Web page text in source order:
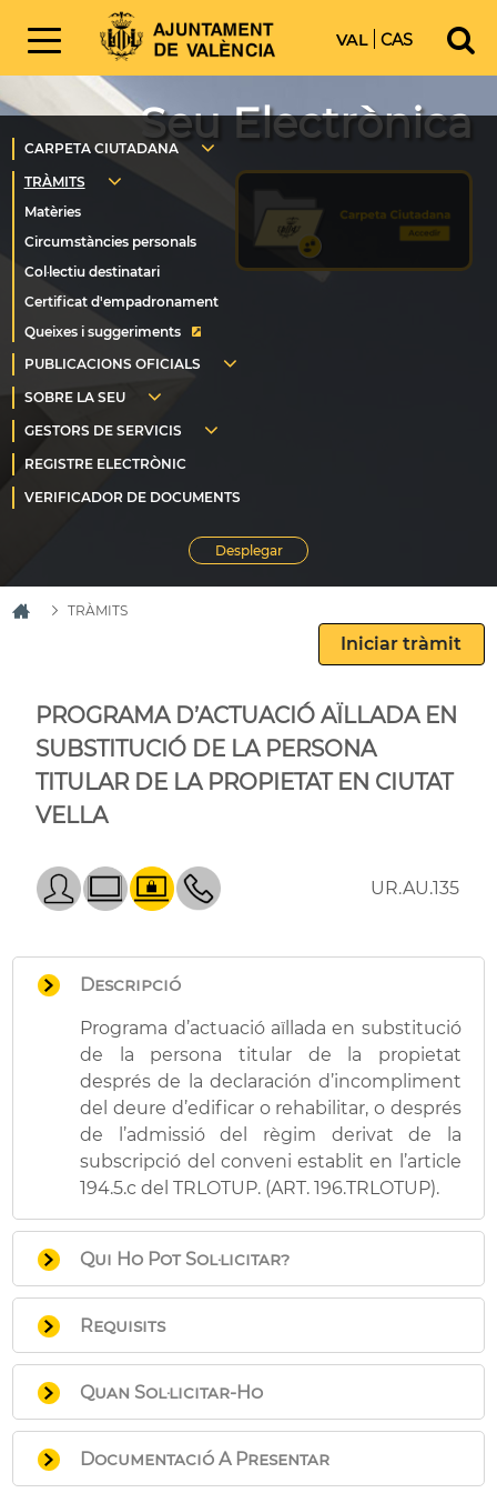
VAL CAS
Seu Electrònica
Queixes i suggeriments
TRÀMITS
PROGRAMA D’ACTUACIÓ AÏLLADA EN
SUBSTITUCIÓ DE LA PERSONA
TITULAR DE LA PROPIETAT EN CIUTAT
VELLA
UR.AU.135
Descripció
Programa d’actuació aïllada en substitució
de la persona titular de la propietat
després de la declaración d’incompliment
del deure d’edificar o rehabilitar, o després
de l’admissió del règim derivat de la
subscripció del conveni establit en l’article
194.5.c del TRLOTUP. (ART. 196.TRLOTUP).
Qui Ho Pot Sol·licitar?
Qualsevol persona física o jurídica que
acredite plena capacitat d’obrar.
Requisits
- Tindre plena capacitat d’obrar, sempre
que no estiga incursa en causa
d’incapacitat o inhabilitació per a l’exercici
de la seua funció com a agent públic, de
Quan Sol·licitar-Ho
En el plaç de dos messos des de la
publicació de la convocatoria de concurs
Documentació A Presentar